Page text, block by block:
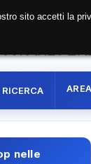
RICERCA
nelle
sito accetti la